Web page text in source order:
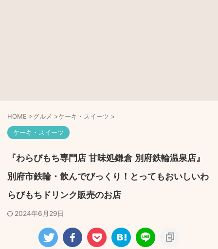
HOME >グルメ >ケーキ・スイーツ >
ケーキ・スイーツ
『わらびもち専門店 甘味処鎌倉 別府鉄輪温泉店』
別府市鉄輪・飲んでびっくり！とってもおいしいわ
らびもちドリンク販売のお店
2024年6月29日